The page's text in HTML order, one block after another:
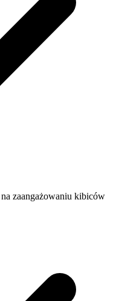
zaangażowaniu kibiców